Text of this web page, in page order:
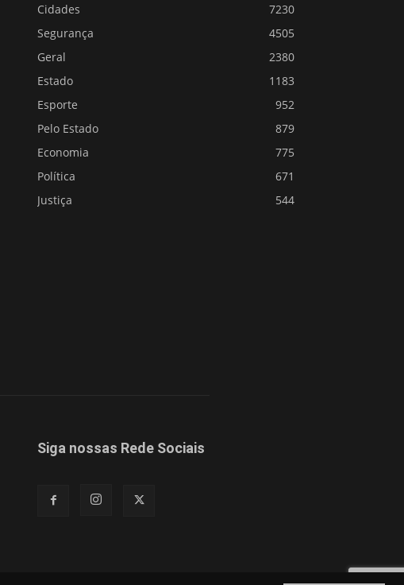
Cidades
7230
Segurança
4505
Geral
2380
Estado
1183
Esporte
952
Pelo Estado
879
Economia
775
Política
671
Justiça
544
Siga nossas Rede Sociais